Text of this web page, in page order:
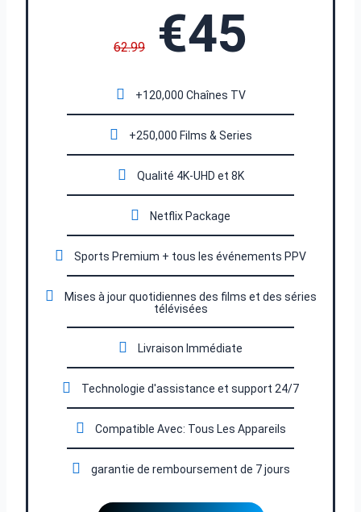
62.99 €45
+120,000 Chaînes TV
+250,000 Films & Series
Qualité 4K-UHD et 8K
Netflix Package
Sports Premium + tous les événements PPV
Mises à jour quotidiennes des films et des séries
télévisées
Livraison Immédiate
Technologie d'assistance et support 24/7
Compatible Avec: Tous Les Appareils
garantie de remboursement de 7 jours